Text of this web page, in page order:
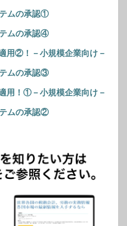
ムの承認①
ムの承認④
用②！－小規模企業向け－
ムの承認③
用！①－小規模企業向け－
ムの承認②